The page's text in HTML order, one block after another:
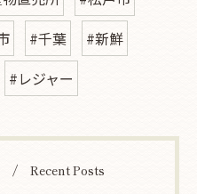
#千葉
#新鮮
#レジャー
Recent Posts